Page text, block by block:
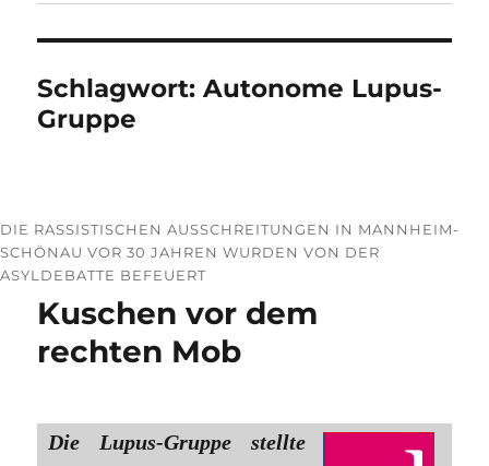
Schlagwort:Autonome Lupus-
Gruppe
DIE RASSISTISCHEN AUSSCHREITUNGEN IN MANNHEIM-
SCHÖNAU VOR 30 JAHREN WURDEN VON DER
ASYLDEBATTE BEFEUERT
Kuschen vor dem
rechten Mob
Die Lupus-Grup­pe stell­te